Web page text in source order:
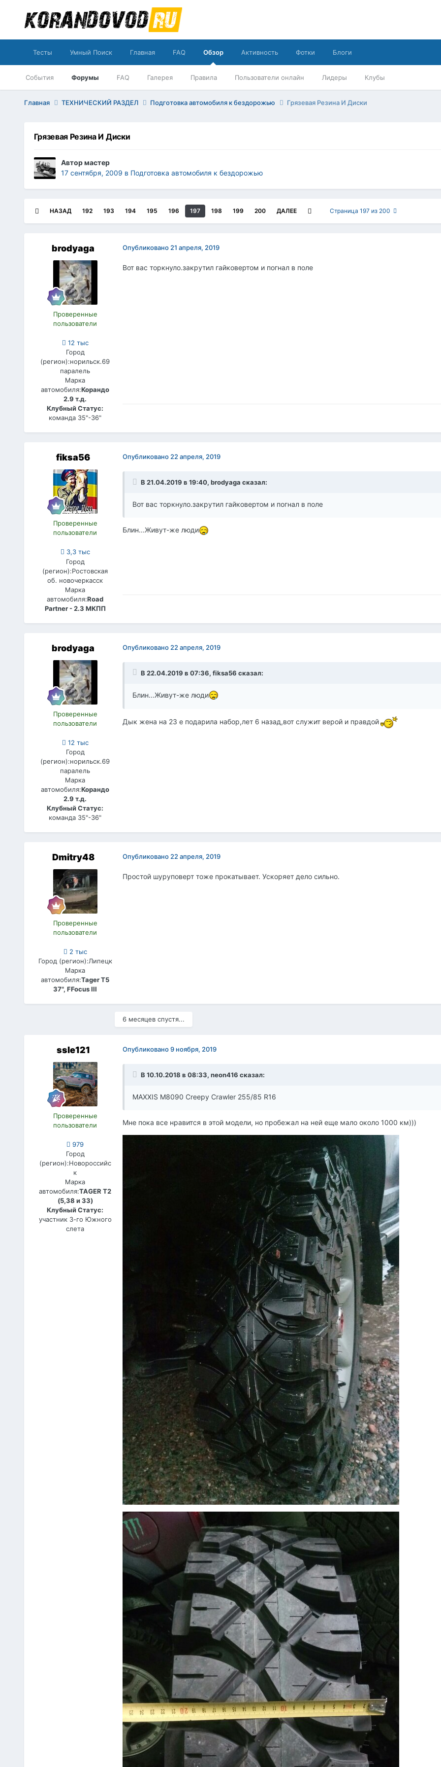
Тесты Умный Поиск Главная FAQ Обзор
События Форумы FAQ Галерея Правила Пользователи онлайн Лидеры Клубы
Активность Фотки Блоги
Главная ТЕХНИЧЕСКИЙ РАЗДЕЛ Подготовка автомобиля к бездорожью Грязевая Резина И Диски
Грязевая Резина И Диски
Автормастер
17 сентября, 2009 в Подготовка автомобиля к бездорожью
НАЗАД 192 193 194 195 196 197 198 199 200 ДАЛЕЕ Страница 197 из 200
brodyaga
Проверенные
пользователи
12 тыс
Город
(регион):норильск.69
паралель
Марка
автомобиля:Корандо
2.9 т.д.
Клубный Статус:
команда 35"-36"
Опубликовано 21 апреля, 2019
Вот вас торкнуло.закрутил гайковертом и погнал в поле
fiksa56
Проверенные
пользователи
3,3 тыс
Город
(регион):Ростовская
об. новочеркасск
Марка
автомобиля:Road
Partner - 2.3 МКПП
Опубликовано 22 апреля, 2019
В 21.04.2019 в 19:40, brodyaga сказал:
Вот вас торкнуло.закрутил гайковертом и погнал в поле
Блин...Живут-же люди
brodyaga
Проверенные
пользователи
12 тыс
Город
(регион):норильск.69
паралель
Марка
автомобиля:Корандо
2.9 т.д.
Клубный Статус:
команда 35"-36"
Опубликовано 22 апреля, 2019
В 22.04.2019 в 07:36, fiksa56 сказал:
Блин...Живут-же люди
Дык жена на 23 е подарила набор,лет 6 назад,вот служит верой и правдой
Dmitry48
Проверенные
пользователи
2 тыс
Город (регион):Липецк
Марка
автомобиля:Tager T5
37", FFocus III
Опубликовано 22 апреля, 2019
Простой шуруповерт тоже прокатывает. Ускоряет дело сильно.
6 месяцев спустя...
ssle121
Проверенные
пользователи
979
Город
(регион):Новороссийс
к
Марка
автомобиля:TAGER T2
(5,38 и 33)
Клубный Статус:
участник 3-го Южного
слета
Опубликовано9 ноября, 2019
В 10.10.2018 в 08:33, neon416 сказал:
MAXXIS M8090 Creepy Crawler 255/85 R16
Мне пока все нравится в этой модели, но пробежал на ней еще мало около 1000 км)))